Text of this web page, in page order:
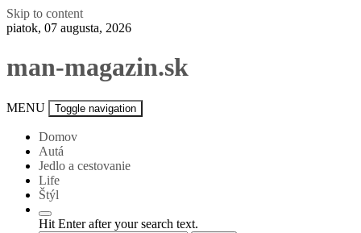
Skip to content
piatok, 07 augusta, 2026
man-magazin.sk
MENU Toggle navigation
Domov
Autá
Jedlo a cestovanie
Life
Štýl
Hit Enter after your search text.